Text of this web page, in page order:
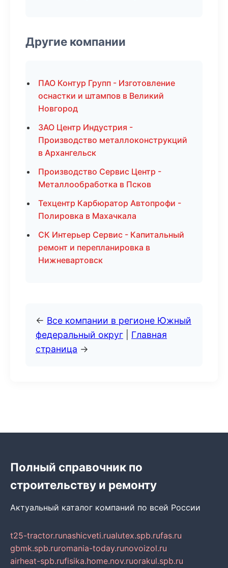
Другие компании
ПАО Контур Групп - Изготовление
оснастки и штампов в Великий
Новгород
ЗАО Центр Индустрия -
Производство металлоконструкций
в Архангельск
Производство Сервис Центр -
Металлообработка в Псков
Техцентр Карбюратор Автопрофи -
Полировка в Махачкала
СК Интерьер Сервис - Капитальный
ремонт и перепланировка в
Нижневартовск
← Все компании в регионе Южный
федеральный округ
Главная
страница →
Полный справочник по
строительству и ремонту
Актуальный каталог компаний по всей России
t25-tractor.runashicveti.rualutex.spb.rufas.ru
gbmk.spb.ruromania-today.runovoizol.ru
airheat-spb.rufisika.home.nov.ruorakul.spb.ru